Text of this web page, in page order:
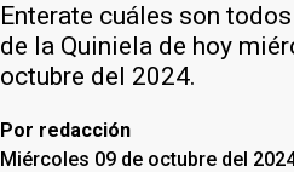
Enterate cuáles son
de la Quiniela de hoy
octubre del 2024.
Por redacción
Miércoles 09 de octubre del